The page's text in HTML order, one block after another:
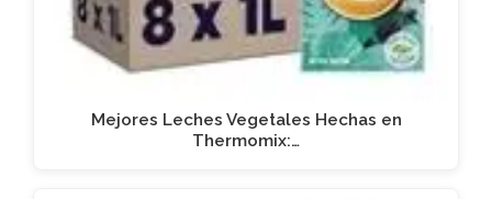
Mejores Leches Vegetales Hechas en
Thermomix:…